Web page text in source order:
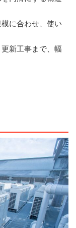
に合わせ、使い
新工事まで、幅